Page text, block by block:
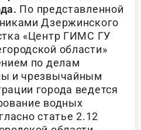
По представленной
Дзержинского
«Центр ГИМС ГУ
области»
по делам
и чрезвычайным
города ведется
водных
статье 2.12